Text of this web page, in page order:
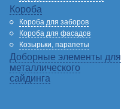
Короба
Короба для заборов
Короба для фасадов
Козырьки, парапеты
Доборные элементы для
металлического
сайдинга